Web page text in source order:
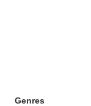
Genres